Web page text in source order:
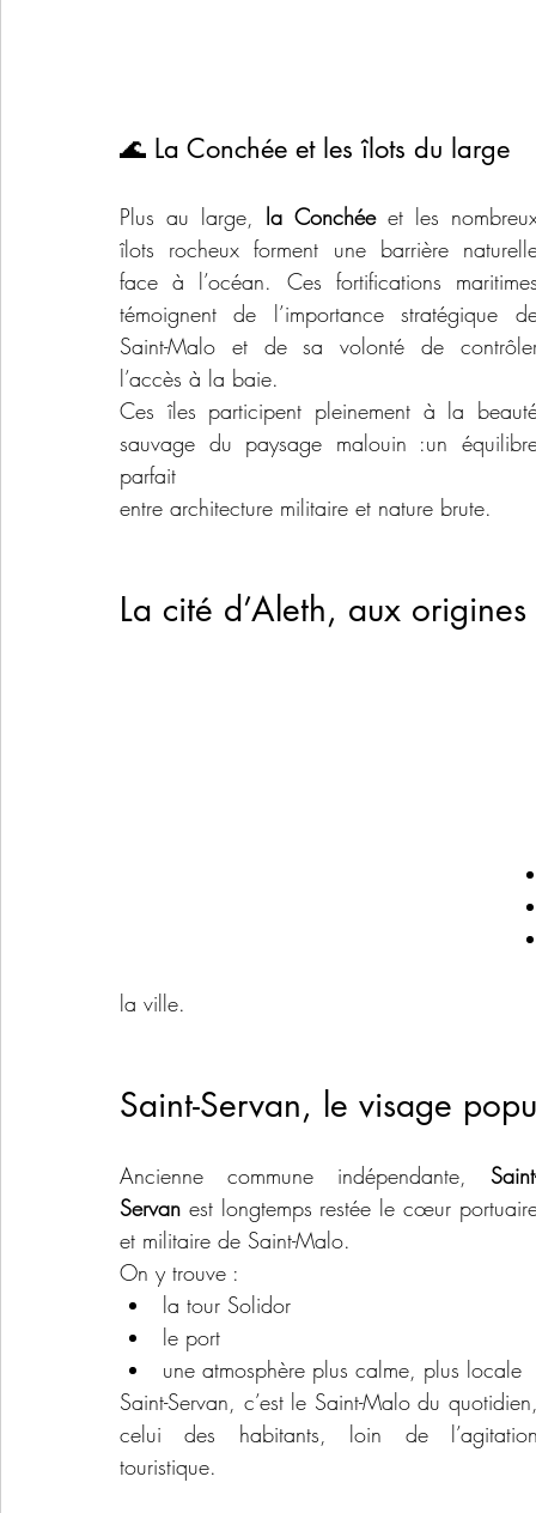
🌊 La Conchée et les îlots du large
Plus au large, la Conchée et les
îlots rocheux forment une barrière
face à l’océan. Ces fortifications
témoignent de l’importance stratégique
Saint-Malo et de sa volonté de
l’accès à la baie.
Ces îles participent pleinement à la
sauvage du paysage malouin :un
parfait
entre architecture militaire et nature brute.
La cité d’Aleth, aux
la ville.
Saint-Servan, le visage
Ancienne commune indépendante,
Servan est longtemps restée le cœur
et militaire de Saint-Malo.
On y trouve :
la tour Solidor
le port
une atmosphère plus calme, plus locale
Saint-Servan, c’est le Saint-Malo du
celui des habitants, loin de
touristique.